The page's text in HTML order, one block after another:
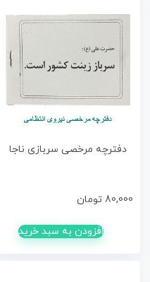
دفترچه مرخصی سربازی ناجا
80,000 تومان
افزودن به سبد خرید